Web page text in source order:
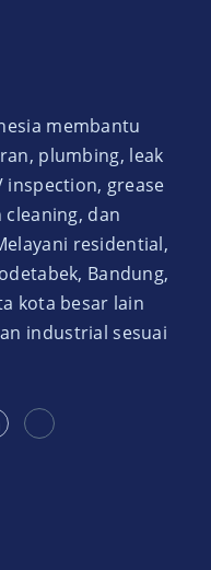
membantu
plumbing, leak
inspection, grease
dan
residential,
Bandung,
kota besar lain
industrial sesuai